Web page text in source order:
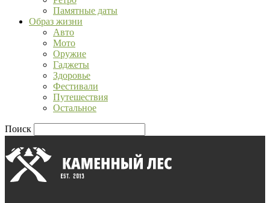
Памятные даты
Образ жизни
Авто
Мото
Оружие
Гаджеты
Здоровье
Фестивали
Путешествия
Остальное
Поиск